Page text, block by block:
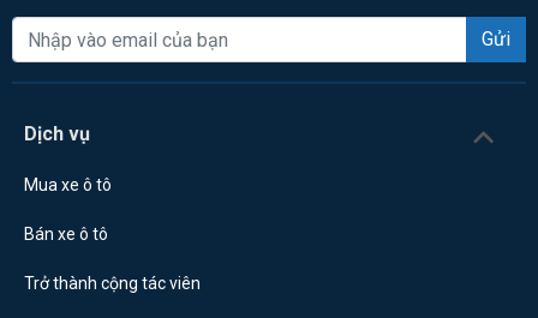
Gửi
Dịch vụ
Mua xe ô tô
Bán xe ô tô
Trở thành cộng tác viên